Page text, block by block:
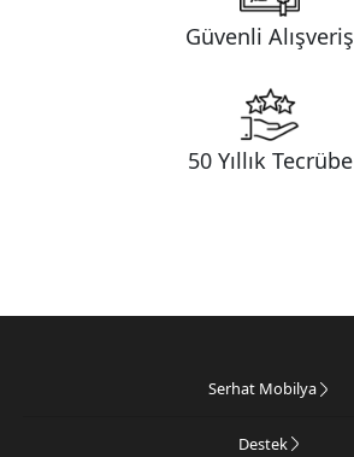
Güvenli Alışveriş
50 Yıllık Tecrübe
Serhat Mobilya
Destek